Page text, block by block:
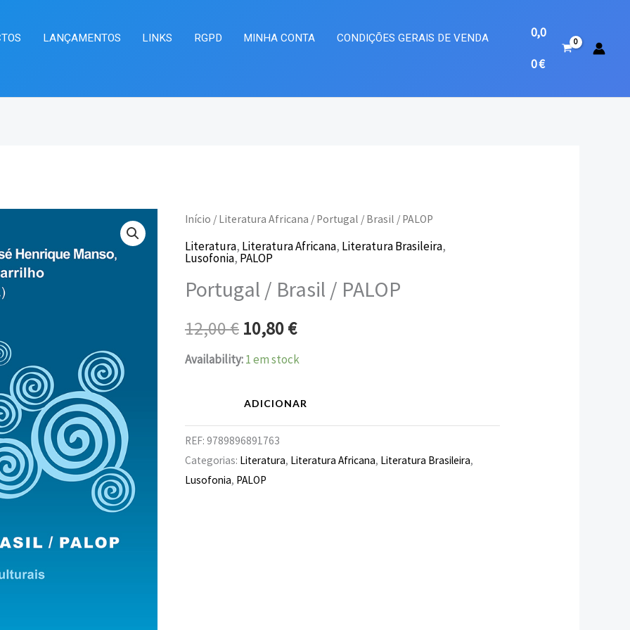
LANÇAMENTOS LINKS RGPD MINHA CONTA
CONDIÇÕES GERAIS DE VENDA
0,0
0€
Início / Literatura Africana / Portugal / Brasil / PALOP
Literatura, Literatura Africana, Literatura Brasileira,
Lusofonia, PALOP
Portugal / Brasil / PALOP
12,00€
O
preço
original
era:
12,00 €.
10,80€
O
preço
atual
é:
10,80 €.
Availability:1 em stock
Quantidade
de
Portugal
/
/
ADICIONAR
REF: 9789896891763
Categorias: Literatura, Literatura Africana, Literatura Brasileira,
Lusofonia, PALOP